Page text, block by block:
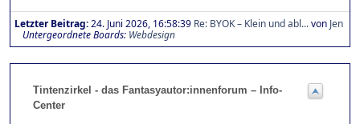
Letzter Beitrag:24. Juni 2026, 16:58:39 Re: BYOK – Klein und abl...von Jen
Untergeordnete Boards Webdesign
Tintenzirkel - das Fantasyautor:innenforum – Info-
Center